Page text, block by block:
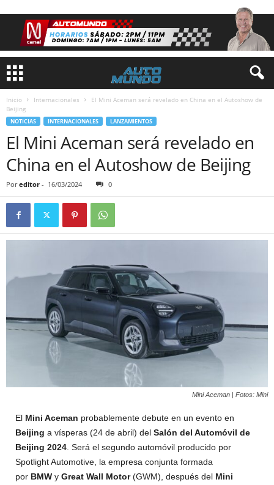
Inicio Internacionales
El Mini Aceman será revelado en China en el Autoshow de
Beijing
NOTICIAS INTERNACIONALES LANZAMIENTOS
El Mini Aceman será revelado en
China en el Autoshow de Beijing
Por editor - 16/03/2024 0
Mini Aceman | Fotos: Mini
El Mini Aceman probablemente debute en un evento en
Beijing a vísperas (24 de abril) del Salón del Automóvil de
Beijing 2024 . Será el segundo automóvil producido por
Spotlight Automotive, la empresa conjunta formada
por BMW y Great Wall Motor(GWM), después del Mini